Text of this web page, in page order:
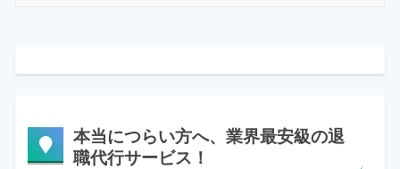
本当につらい方へ、業界最安級の退
職代行サービス！